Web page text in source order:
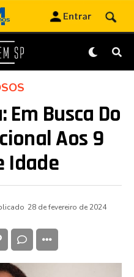
Busca Do
Aos 9
Idade
28 de fevereiro de 2024